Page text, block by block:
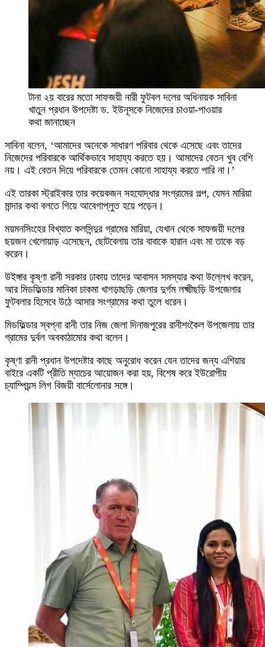
টানা ২য় বারের মতো সাফজয়ী নারী ফুটবল দলের অধিনায়ক সাবিনা
খাতুন প্রধান উপদেষ্টা ড. ইউনূসকে নিজেদের চাওয়া-পাওয়ার
কথা জানাচ্ছেন
সাবিনা বলেন, ‘আমাদের অনেকে সাধারণ পরিবার থেকে এসেছে এবং তাদের
নিজেদের পরিবারকে আর্থিকভাবে সাহায্য করতে হয়। আমাদের বেতন খুব বেশি
নয়। এই বেতন দিয়ে পরিবারকে তেমন কোনো সাহায্য করতে পারি না।’
এই তারকা স্ট্রাইকার তার কয়েকজন সহযোদ্ধার সংগ্রামের গল্প, যেমন মারিয়া
মান্দার কথা বলতে গিয়ে আবেগাপ্লুত হয়ে পড়েন।
ময়মনসিংহের বিখ্যাত কলসিন্দুর গ্রামের মারিয়া, যেখান থেকে সাফজয়ী দলের
ছয়জন খেলোয়াড় এসেছেন, ছোটবেলায় তার বাবাকে হারান এবং মা তাকে বড়
করেন।
উইঙ্গার কৃষ্ণা রানী সরকার ঢাকায় তাদের আবাসন সমস্যার কথা উল্লেখ করেন,
আর মিডফিল্ডার মানিকা চাকমা খাগড়াছড়ি জেলার দুর্গম লক্ষ্মীছড়ি উপজেলার
ফুটবলার হিসেবে উঠে আসার সংগ্রামের কথা তুলে ধরেন।
মিডফিল্ডার স্বপ্না রানী তার নিজ জেলা দিনাজপুরের রানীশংকৈল উপজেলায় তার
গ্রামের দুর্বল অবকাঠামোর কথা বলেন।
কৃষ্ণা রানী প্রধান উপদেষ্টার কাছে অনুরোধ করেন যেন তাদের জন্য এশিয়ার
বাইরে একটি প্রীতি ম্যাচের আয়োজন করা হয়, বিশেষ করে ইউরোপীয়
চ্যাম্পিয়ন্স লিগ বিজয়ী বার্সেলোনার সঙ্গে।